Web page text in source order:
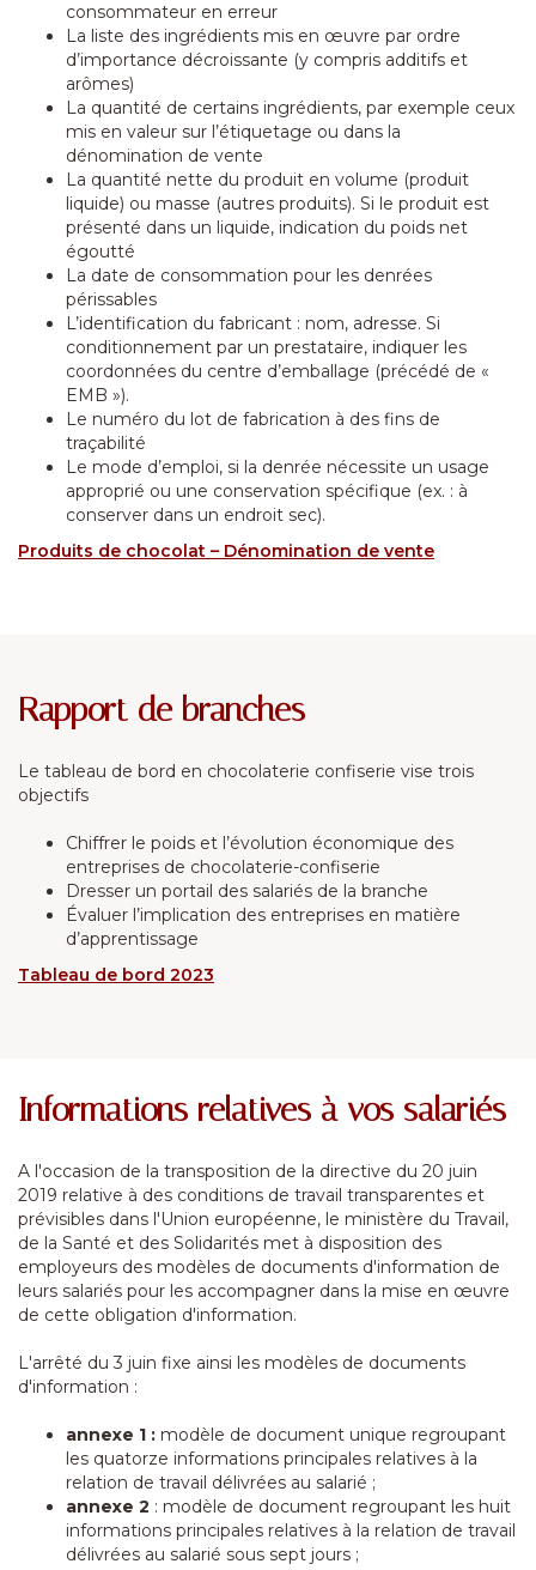
consommateur en erreur
La liste des ingrédients mis en œuvre par ordre
d’importance décroissante (y compris additifs et
arômes)
La quantité de certains ingrédients, par exemple ceux
mis en valeur sur l’étiquetage ou dans la
dénomination de vente
La quantité nette du produit en volume (produit
liquide) ou masse (autres produits). Si le produit est
présenté dans un liquide, indication du poids net
égoutté
La date de consommation pour les denrées
périssables
L’identification du fabricant : nom, adresse. Si
conditionnement par un prestataire, indiquer les
coordonnées du centre d’emballage (précédé de «
EMB »).
Le numéro du lot de fabrication à des fins de
traçabilité
Le mode d’emploi, si la denrée nécessite un usage
approprié ou une conservation spécifique (ex. : à
conserver dans un endroit sec).
Produits de chocolat – Dénomination de vente
Rapport de branches
Le tableau de bord en chocolaterie confiserie vise trois
objectifs
Chiffrer le poids et l’évolution économique des
entreprises de chocolaterie-confiserie
Dresser un portail des salariés de la branche
Évaluer l’implication des entreprises en matière
d’apprentissage
Tableau de bord 2023
Informations relatives à vos salariés
A l'occasion de la transposition de la directive du 20 juin
2019 relative à des conditions de travail transparentes et
prévisibles dans l'Union européenne, le ministère du Travail,
de la Santé et des Solidarités met à disposition des
employeurs des modèles de documents d'information de
leurs salariés pour les accompagner dans la mise en œuvre
de cette obligation d'information.
L'arrêté du 3 juin fixe ainsi les modèles de documents
d'information :
annexe 1 : modèle de document unique regroupant
les quatorze informations principales relatives à la
relation de travail délivrées au salarié ;
annexe 2 : modèle de document regroupant les huit
informations principales relatives à la relation de travail
délivrées au salarié sous sept jours ;